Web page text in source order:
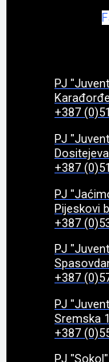
PJ
+387
PJ
+387
PJ
Pijeskovi
+387
PJ
+387
PJ
Sremska
+387
PJ "Sokol"